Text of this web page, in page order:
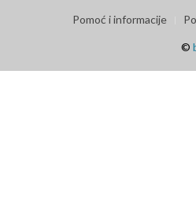
Pomoć i informacije
©